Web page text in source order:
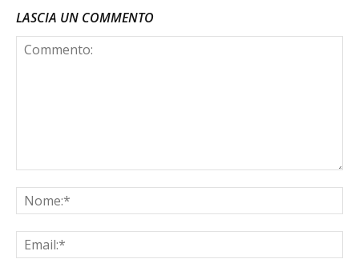
LASCIA UN COMMENTO